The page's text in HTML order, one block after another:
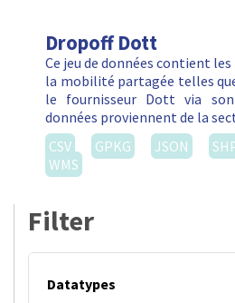
Dropoff Dott
Ce jeu de données contient
la mobilité partagée telles
le fournisseur Dott via son
données proviennent de la
CSV
GPKG JSON
WMS
Filter
Datatypes